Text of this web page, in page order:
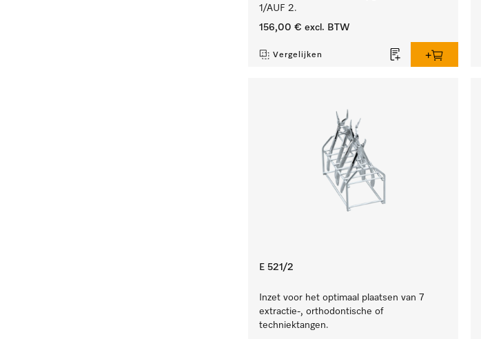
1/AUF 2.
156,00 € excl. BTW
Vergelijken
E 521/2
Inzet voor het optimaal plaatsen van 7
extractie-, orthodontische of
techniektangen.